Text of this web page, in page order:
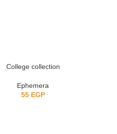
College collection
Ephemera
55 EGP